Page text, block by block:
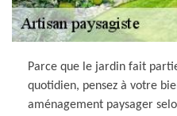
Parce que le jardin fait
quotidien, pensez à votre
aménagement paysager